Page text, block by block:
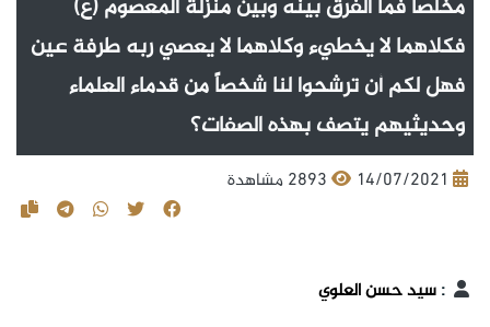
مخلصاً فما الفرق بينه وبين منزلة المعصوم (ع)
فكلاهما لا يخطيء وكلاهما لا يعصي ربه طرفة عين
فهل لكم أن ترشحوا لنا شخصاً من قدماء العلماء
وحديثيهم يتصف بهذه الصفات؟
14/07/2021 2893 مشاهدة
:سيد حسن العلوي